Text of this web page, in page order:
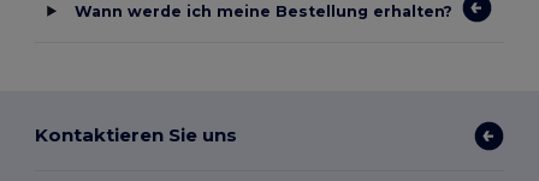
Wann werde ich meine Bestellung erhalten?
Kontaktieren Sie uns